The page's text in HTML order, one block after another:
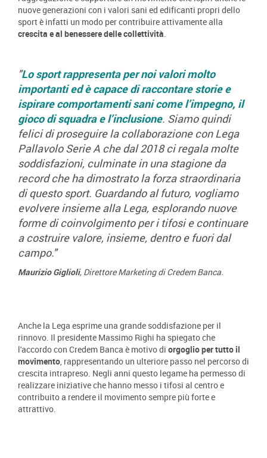
nuove generazioni con i valori sani ed edificanti propri dello
sport è infatti un modo per contribuire attivamente alla
crescita e al benessere delle collettività.
"Lo sport rappresenta per noi valori molto
importanti ed è capace di raccontare storie e
ispirare comportamenti sani come l’impegno, il
gioco di squadra e l’inclusione. Siamo quindi
felici di proseguire la collaborazione con Lega
Pallavolo Serie A che dal 2018 ci regala molte
soddisfazioni, culminate in una stagione da
record che ha dimostrato la forza straordinaria
di questo sport. Guardando al futuro, vogliamo
evolvere insieme alla Lega, esplorando nuove
forme di coinvolgimento per i tifosi e continuare
a costruire valore, insieme, dentro e fuori dal
campo."
Maurizio Giglioli, Direttore Marketing di Credem Banca.
Anche la Lega esprime una grande soddisfazione per il
rinnovo. Il presidente Massimo Righi ha spiegato che
l'accordo con Credem Banca è motivo di orgoglio per tutto il
movimento, rappresentando un ulteriore passo nel percorso di
crescita intrapreso. Negli anni questo legame ha permesso di
realizzare iniziative che hanno messo i tifosi al centro e
contribuito a rendere il movimento sempre più forte e
attrattivo.